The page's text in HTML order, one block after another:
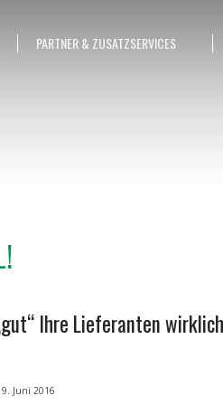
PARTNER & ZUSATZSERVICES
Ihre Lieferanten
9. Juni 2016